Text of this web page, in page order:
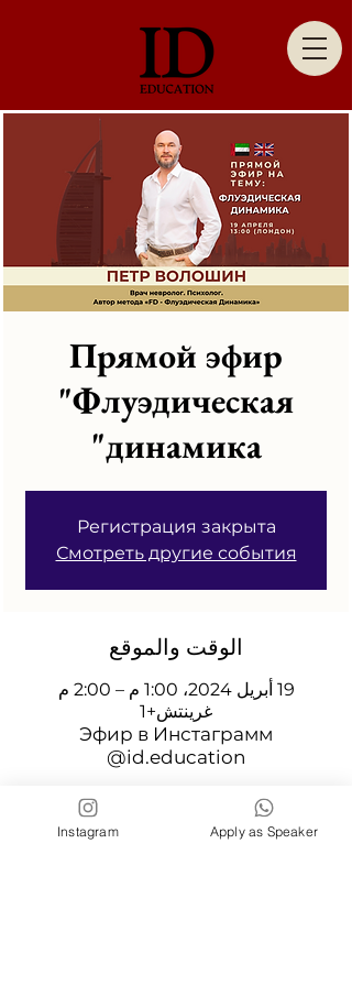
Прямой эфир
"Флуэдическая
динамика"
Регистрация закрыта
Смотреть другие события
الوقت والموقع
19 أبريل 2024، 1:00 م – 2:00 م
غرينتش+1
Эфир в Инстаграмм
@id.education
شارِك هذا الحدثInstagram Apply as Speaker